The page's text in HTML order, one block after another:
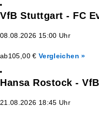
VfB Stuttgart - FC
08.08.2026 15:00 Uhr
ab105,00 € Vergleichen »
Hansa Rostock -
21.08.2026 18:45 Uhr